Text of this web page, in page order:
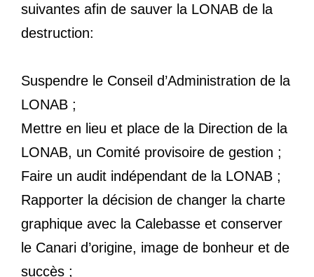
suivantes afin de sauver la LONAB de la
destruction:
Suspendre le Conseil d’Administration de la
LONAB ;
Mettre en lieu et place de la Direction de la
LONAB, un Comité provisoire de gestion ;
Faire un audit indépendant de la LONAB ;
Rapporter la décision de changer la charte
graphique avec la Calebasse et conserver
le Canari d’origine, image de bonheur et de
succès ;